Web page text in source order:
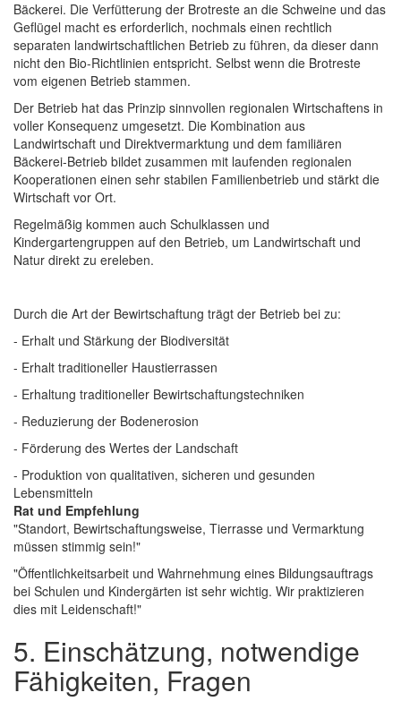
Bäckerei. Die Verfütterung der Brotreste an die Schweine und das
Geflügel macht es erforderlich, nochmals einen rechtlich
separaten landwirtschaftlichen Betrieb zu führen, da dieser dann
nicht den Bio-Richtlinien entspricht. Selbst wenn die Brotreste
vom eigenen Betrieb stammen.
Der Betrieb hat das Prinzip sinnvollen regionalen Wirtschaftens in
voller Konsequenz umgesetzt. Die Kombination aus
Landwirtschaft und Direktvermarktung und dem familiären
Bäckerei-Betrieb bildet zusammen mit laufenden regionalen
Kooperationen einen sehr stabilen Familienbetrieb und stärkt die
Wirtschaft vor Ort.
Regelmäßig kommen auch Schulklassen und
Kindergartengruppen auf den Betrieb, um Landwirtschaft und
Natur direkt zu ereleben.
Durch die Art der Bewirtschaftung trägt der Betrieb bei zu:
- Erhalt und Stärkung der Biodiversität
- Erhalt traditioneller Haustierrassen
- Erhaltung traditioneller Bewirtschaftungstechniken
- Reduzierung der Bodenerosion
- Förderung des Wertes der Landschaft
- Produktion von qualitativen, sicheren und gesunden
Lebensmitteln
Rat und Empfehlung
"Standort, Bewirtschaftungsweise, Tierrasse und Vermarktung
müssen stimmig sein!"
"Öffentlichkeitsarbeit und Wahrnehmung eines Bildungsauftrags
bei Schulen und Kindergärten ist sehr wichtig. Wir praktizieren
dies mit Leidenschaft!"
5. Einschätzung, notwendige
Fähigkeiten, Fragen